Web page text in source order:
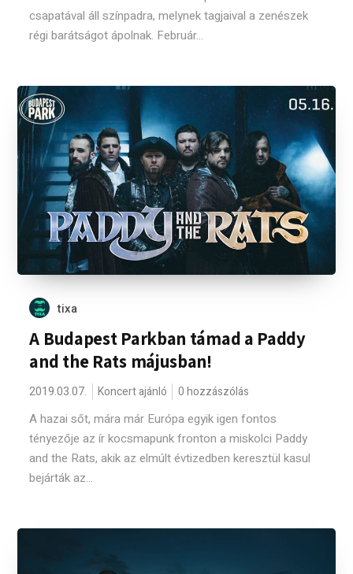
csapatával áll színpadra, melynek tagjaival a zenészek
régi barátságot ápolnak. Február...
tixa
A Budapest Parkban támad a Paddy
and the Rats májusban!
2019.03.07. Koncert ajánló 0 hozzászólás
A hazai sőt, mára már Európa egyik igen fontos
tényezője az ír kocsmapunk fronton a miskolci Paddy
and the Rats, akik az elmúlt évtizedben keresztül kasul
bejárták az...